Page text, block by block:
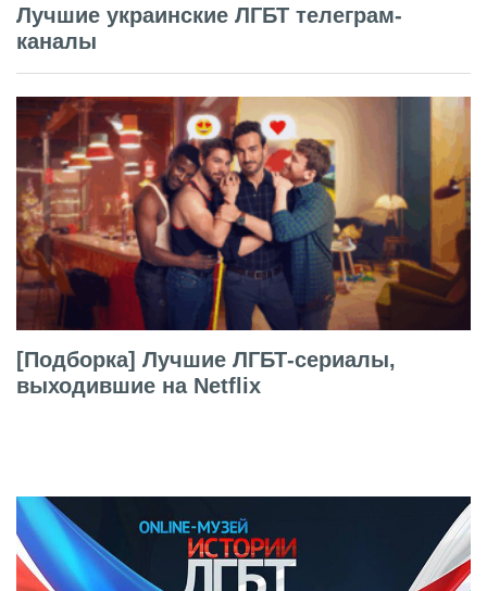
Лучшие украинские ЛГБТ телеграм-
каналы
[Подборка] Лучшие ЛГБТ-сериалы,
выходившие на Netflix